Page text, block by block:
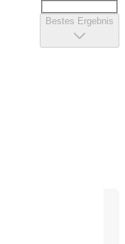
Bestes Ergebnis